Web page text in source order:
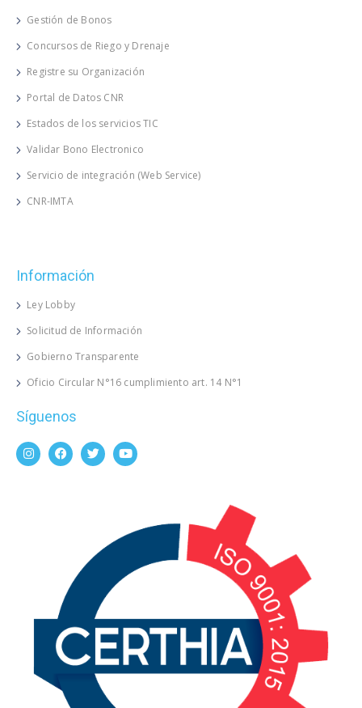
Gestión de Bonos
Concursos de Riego y Drenaje
Registre su Organización
Portal de Datos CNR
Estados de los servicios TIC
Validar Bono Electronico
Servicio de integración (Web Service)
CNR-IMTA
Información
Ley Lobby
Solicitud de Información
Gobierno Transparente
Oficio Circular N°16 cumplimiento art. 14 N°1
Síguenos